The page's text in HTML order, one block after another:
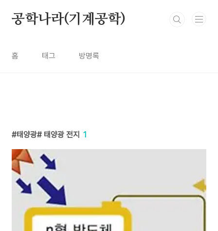
공학나라(기계공학)
홈 태그 방명록
태양광# 태양광 전지 1